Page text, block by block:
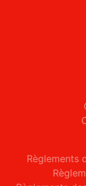
Règlements